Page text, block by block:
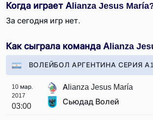
Когда играет Alianza Jesus
За сегодня игр нет.
Как сыграла команда Alianza
ВОЛЕЙБОЛ АРГЕНТИНА СЕРИЯ А1
10 мар.
2017
03:00
Alianza Jesus María
Сьюдад Волей